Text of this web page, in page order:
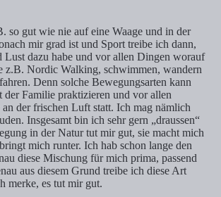
so gut wie nie auf eine Waage und in der
mir grad ist und Sport treibe ich dann,
Lust dazu habe und vor allen Dingen worauf
z.B. Nordic Walking, schwimmen, wandern
Denn solche Bewegungsarten kann
der Familie praktizieren und vor allen
der frischen Luft statt. Ich mag nämlich
Insgesamt bin ich sehr gern „draussen“
in der Natur tut mir gut, sie macht mich
mich runter. Ich hab schon lange den
diese Mischung für mich prima, passend
aus diesem Grund treibe ich diese Art
merke, es tut mir gut.